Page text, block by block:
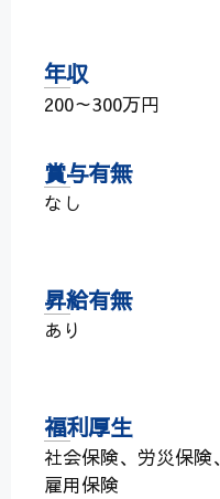
年収
200～300万円
賞与有無
なし
昇給有無
あり
福利厚生
社会保険、労災保険、
雇用保険